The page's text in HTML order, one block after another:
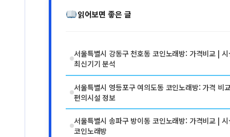
읽어보면 좋은 글
서울특별시 강동구 천호동 코인노래방: 가격비교 |
최신기기 분석
서울특별시 영등포구 여의도동 코인노래방: 가격 비
편의시설 정보
서울특별시 송파구 방이동 코인노래방: 가격비교 |
코인노래방